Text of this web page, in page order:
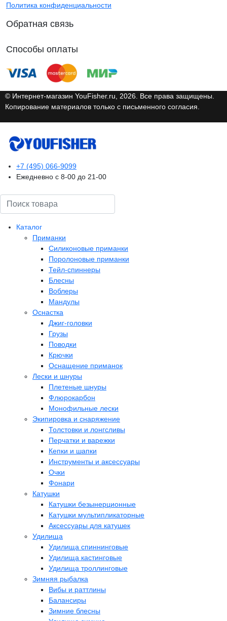
Политика конфиденциальности
Обратная связь
Способы оплаты
© Интернет-магазин YouFisher.ru, 2026. Все права защищены.
Копирование материалов только с письменного согласия.
+7 (495) 066-9099
Ежедневно с 8-00 до 21-00
Поиск
Каталог
Приманки
Силиконовые приманки
Поролоновые приманки
Тейл-спиннеры
Блесны
Воблеры
Мандулы
Оснастка
Джиг-головки
Грузы
Поводки
Крючки
Оснащение приманок
Лески и шнуры
Плетеные шнуры
Флюрокарбон
Монофильные лески
Экипировка и снаряжение
Толстовки и лонгсливы
Перчатки и варежки
Кепки и шапки
Инструменты и аксессуары
Очки
Фонари
Катушки
Катушки безынерционные
Катушки мультипликаторные
Аксессуары для катушек
Удилища
Удилища спиннинговые
Удилища кастинговые
Удилища троллинговые
Зимняя рыбалка
Вибы и раттлины
Балансиры
Зимние блесны